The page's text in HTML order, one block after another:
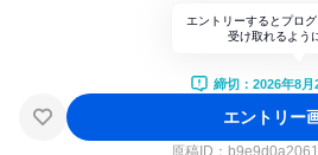
エントリーするとプロ
受け取れるよう
締切：2026年8月
エントリー
原稿ID：